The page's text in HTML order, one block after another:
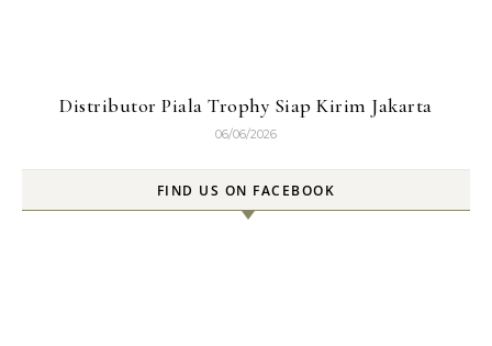
Distributor Piala Trophy Siap Kirim Jakarta
06/06/2026
FIND US ON FACEBOOK